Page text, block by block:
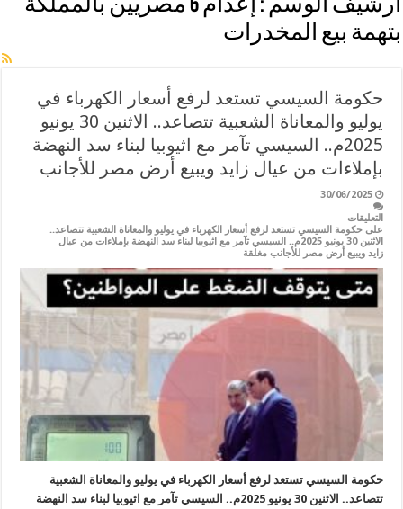
أرشيف الوسم :
إعدام 6 مصريين بالمملكة
بتهمة بيع المخدرات
حكومة السيسي تستعد لرفع أسعار الكهرباء في
يوليو والمعاناة الشعبية تتصاعد.. الاثنين 30 يونيو
2025م.. السيسي تآمر مع اثيوبيا لبناء سد النهضة
بإملاءات من عيال زايد ويبيع أرض مصر للأجانب
30/06/2025
التعليقات
على حكومة السيسي تستعد لرفع أسعار الكهرباء في يوليو والمعاناة الشعبية تتصاعد..
الاثنين 30 يونيو 2025م.. السيسي تآمر مع اثيوبيا لبناء سد النهضة بإملاءات من عيال
زايد ويبيع أرض مصر للأجانب مغلقة
حكومة السيسي تستعد لرفع أسعار الكهرباء في يوليو والمعاناة الشعبية
تتصاعد.. الاثنين 30 يونيو 2025م.. السيسي تآمر مع اثيوبيا لبناء سد النهضة